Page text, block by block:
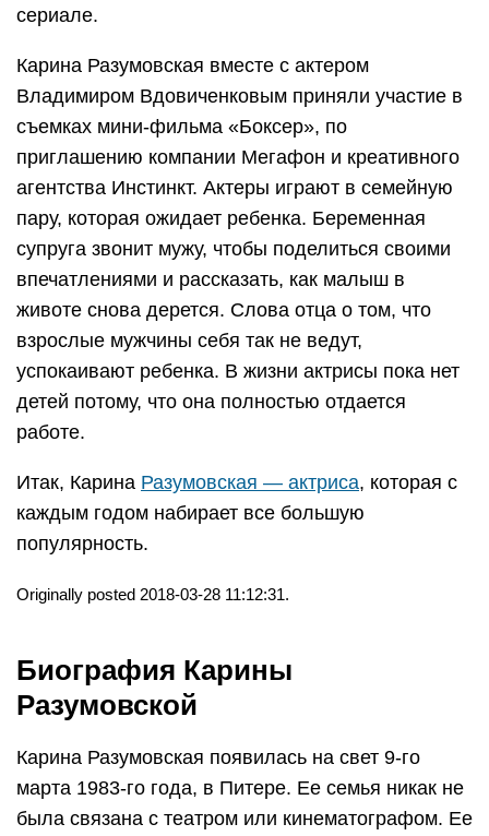
сериале.
Карина Разумовская вместе с актером
Владимиром Вдовиченковым приняли участие в
съемках мини-фильма «Боксер», по
приглашению компании Мегафон и креативного
агентства Инстинкт. Актеры играют в семейную
пару, которая ожидает ребенка. Беременная
супруга звонит мужу, чтобы поделиться своими
впечатлениями и рассказать, как малыш в
животе снова дерется. Слова отца о том, что
взрослые мужчины себя так не ведут,
успокаивают ребенка. В жизни актрисы пока нет
детей потому, что она полностью отдается
работе.
Итак, Карина Разумовская — актриса, которая с
каждым годом набирает все большую
популярность.
Originally posted 2018-03-28 11:12:31.
Биография Карины
Разумовской
Карина Разумовская появилась на свет 9-го
марта 1983-го года, в Питере. Ее семья никак не
была связана с театром или кинематографом. Ее